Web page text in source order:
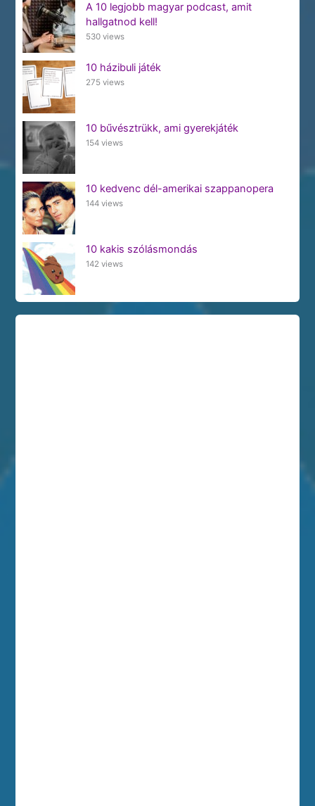
A 10 legjobb magyar podcast, amit
hallgatnod kell!
530 views
10 házibuli játék
275 views
10 bűvésztrükk, ami gyerekjáték
154 views
10 kedvenc dél-amerikai szappanopera
144 views
10 kakis szólásmondás
142 views